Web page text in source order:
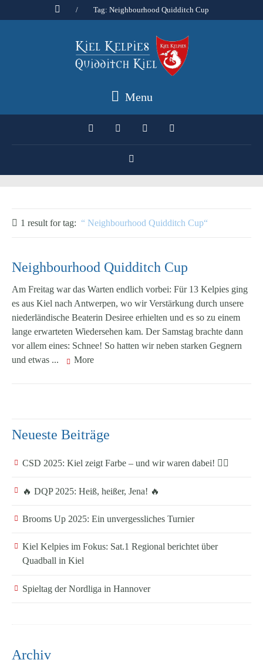
/ Tag: Neighbourhood Quidditch Cup
Menu
1 result fortag: Neighbourhood Quidditch Cup
Neighbourhood Quidditch Cup
Am Freitag war das Warten endlich vorbei: Für 13 Kelpies ging
es aus Kiel nach Antwerpen, wo wir Verstärkung durch unsere
niederländische Beaterin Desiree erhielten und es so zu einem
lange erwarteten Wiedersehen kam. Der Samstag brachte dann
vor allem eines: Schnee! So hatten wir neben starken Gegnern
und etwas ...
More
Neueste Beiträge
CSD 2025: Kiel zeigt Farbe – und wir waren dabei! 🏳️‍🌈
🔥 DQP 2025: Heiß, heißer, Jena! 🔥
Brooms Up 2025: Ein unvergessliches Turnier
Kiel Kelpies im Fokus: Sat.1 Regional berichtet über
Quadball in Kiel
Spieltag der Nordliga in Hannover
Archiv